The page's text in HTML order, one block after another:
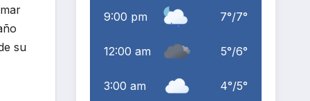
su
9:00 pm 7°/7°
12:00 am 5°/6°
3:00 am 4°/5°